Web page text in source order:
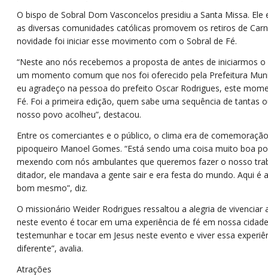
O bispo de Sobral Dom Vasconcelos presidiu a Santa Missa.
as diversas comunidades católicas promovem os retiros de
novidade foi iniciar esse movimento com o Sobral de Fé.
“Neste ano nós recebemos a proposta de antes de iniciarmos
um momento comum que nos foi oferecido pela Prefeitura
eu agradeço na pessoa do prefeito Oscar Rodrigues, este
Fé. Foi a primeira edição, quem sabe uma sequência de tantas
nosso povo acolheu”, destacou.
Entre os comerciantes e o público, o clima era de
pipoqueiro Manoel Gomes. “Está sendo uma coisa muito boa
mexendo com nós ambulantes que queremos fazer o nosso
ditador, ele mandava a gente sair e era festa do mundo. Aqui é
bom mesmo”, diz.
O missionário Weider Rodrigues ressaltou a alegria de vivenciar
neste evento é tocar em uma experiência de fé em nossa
testemunhar e tocar em Jesus neste evento e viver essa
diferente”, avalia.
Atrações